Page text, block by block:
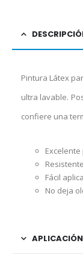
Pintura Látex
ultra lavable.
confiere una
Fácil
No deja
APLICACIÓN